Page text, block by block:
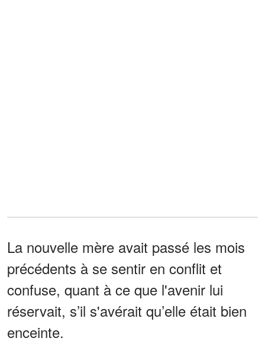
La nouvelle mère avait passé les mois
précédents à se sentir en conflit et
confuse, quant à ce que l'avenir lui
réservait, s’il s'avérait qu’elle était bien
enceinte.